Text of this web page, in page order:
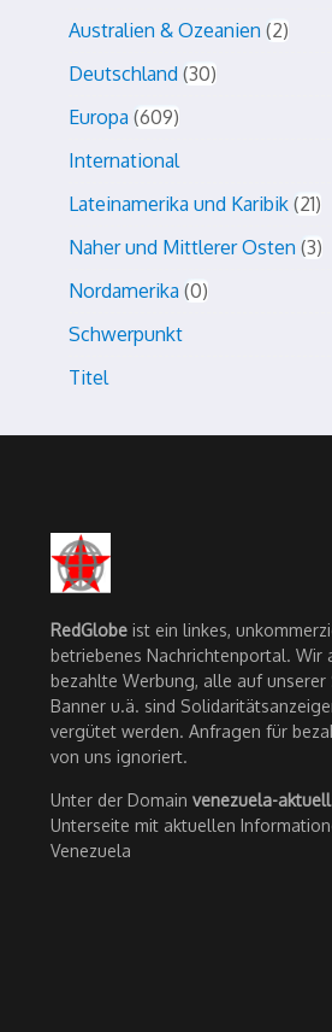
Australien & Ozeanien 2
Deutschland 30
Europa 609
International
Lateinamerika und Karibik 21
Naher und Mittlerer Osten 3
Nordamerika 0
Schwerpunkt
Titel
RedGlobe ist ein linkes,
betriebenes Nachrichtenportal. Wir
bezahlte Werbung, alle auf unserer
Banner u.ä. sind
vergütet werden. Anfragen für
von uns ignoriert.
Unter der Domain venezuela-
Unterseite mit aktuellen
Venezuela